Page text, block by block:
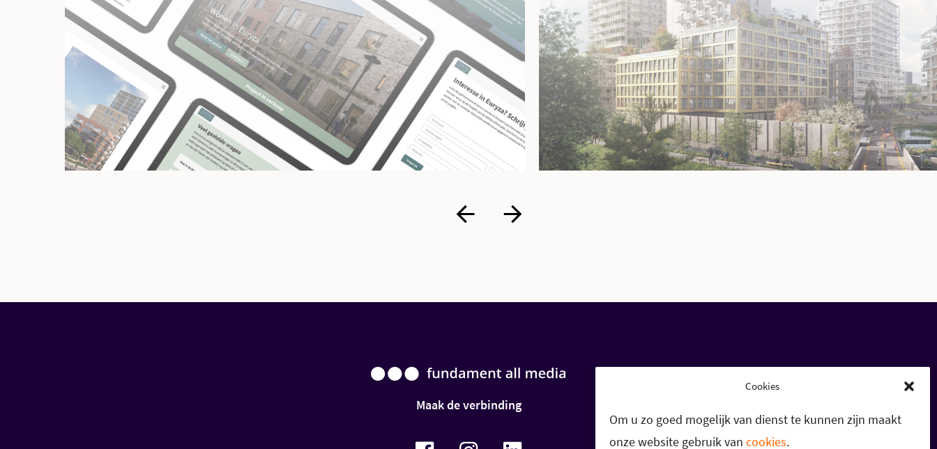
Cookies
Om u zo goed mogelijk van dienst te kunnen zijn maakt
onze website gebruik van cookies.
Maak de verbinding